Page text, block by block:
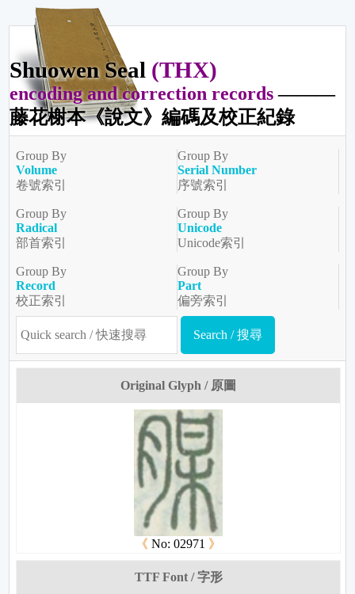
Shuowen Seal (THX)
encoding and correction records ———
藤花榭本《說文》編碼及校正紀錄
Group By
Volume
卷號索引
Group By
Serial Number
序號索引
Group By
Radical
部首索引
Group By
Unicode
Unicode索引
Group By
Record
校正索引
Group By
Part
偏旁索引
Original Glyph / 原圖
《 No: 02971 》
TTF Font / 字形